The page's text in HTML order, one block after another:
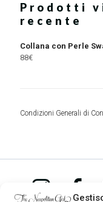
Prodotti
recente
Collana con Perle
88€
Condizioni Generali di